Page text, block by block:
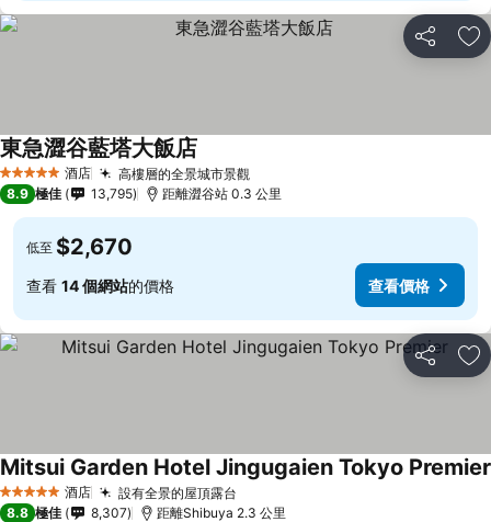
分享 放
5 星級 酒店 高樓層的全景城市景觀
東急澀谷藍塔大飯店
8.9 極佳 13,795 距離澀谷站 0.3 公里
低至 $2,670
查看 14 個網站的價格 查看價格
分享 放
5 星級 酒店 設有全景的屋頂露台
Mitsui Garden Hotel Jingugaien Tokyo Premier
8.8 極佳 8,307 距離Shibuya 2.3 公里